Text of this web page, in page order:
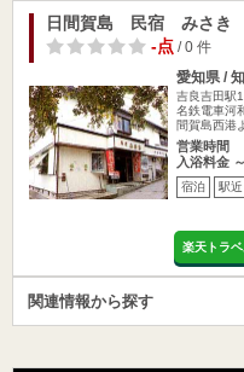
日間賀島 民宿 みさき
-点/ 0 件
愛知県 /
吉良吉田駅
名鉄電車河
間賀島西港
営業時間
入浴料金 ～
宿泊 駅近
楽天トラ
関連情報から探す